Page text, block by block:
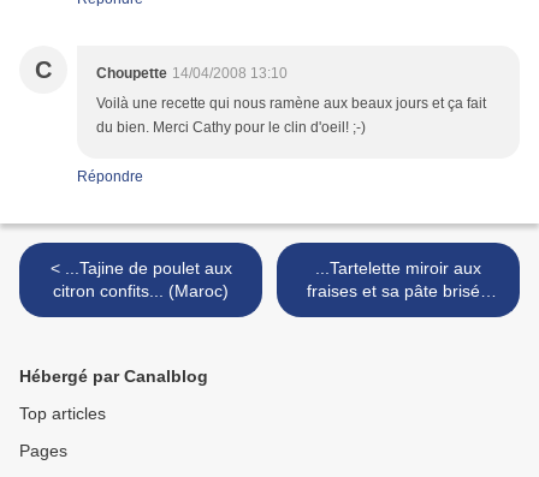
C Choupette 14/04/2008 13:10
Voilà une recette qui nous ramène aux beaux jours et ça fait
du bien. Merci Cathy pour le clin d'oeil! ;-)
Répondre
< ...Tajine de poulet aux
citron confits... (Maroc)
...Tartelette miroir aux
fraises et sa pâte brisée
légère... >
Hébergé par Canalblog
Top articles
Pages